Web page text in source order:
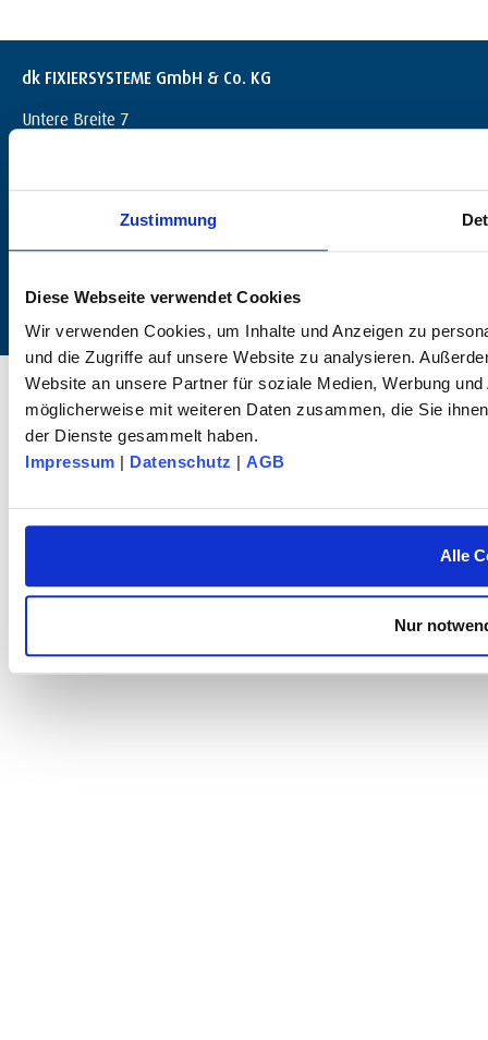
Zustimmung
Diese Webseite verwendet Cookies
Wir verwenden Cookies, um Inhalte und Anzeigen zu
und die Zugriffe auf unsere Website zu analysieren.
Website an unsere Partner für soziale Medien, Werbung
möglicherweise mit weiteren Daten zusammen, die Sie
der Dienste gesammelt haben.
Impressum | Datenschutz | AGB
Alle
Nur
dk FIXIERSYSTEME GmbH & Co. KG
Untere Breite 7
info@dk-fixiersysteme.de
© 2025 dk FIXIERSYSTEME GmbH & Co KG – All rights reserved.